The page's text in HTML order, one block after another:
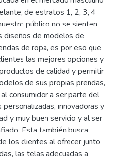
de estratos 1, 2, 3, 4
público no se sienten
diseños de modelos de
de ropa, es por eso que
las mejores opciones y
de calidad y permitir
de sus propias prendas,
consumidor a ser parte del
innovadoras y
y muy buen servicio y al ser
Esta también busca
los clientes al ofrecer junto
las telas adecuadas a